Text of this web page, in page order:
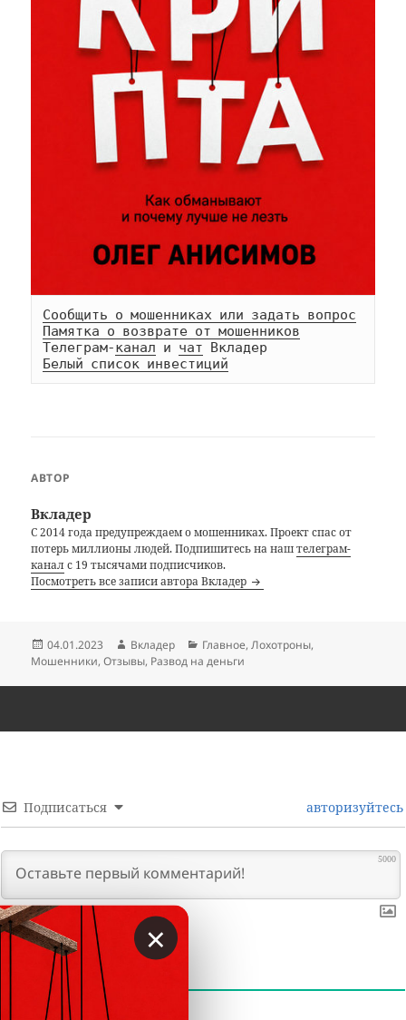
Сообщить о мошенниках или задать вопрос
Памятка о возврате от мошенников
Телеграм-канал и чат
Белый список инвестиций
АВТОР
Вкладер
С 2014 года предупреждаем о мошенниках. Проект спас от
потерь миллионы людей. Подпишитесь на наштелеграм-
каналс 19 тысячами подписчиков.
Посмотреть все записи автора Вкладер
Опубликовано
04.01.2023 Автор
Вкладер Рубрики
Главное,Лохотроны,
Мошенники,Отзывы, Развод на деньги
Подписаться авторизуйтесь
5000
КОММЕНТАРИИ
×